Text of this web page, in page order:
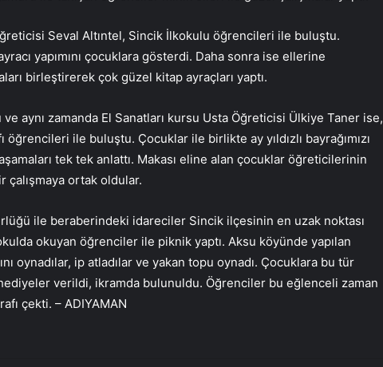
Seval Altıntel, Sincik İlkokulu öğrencileri ile buluştu.
yapımını çocuklara gösterdi. Daha sonra ise ellerine
birleştirerek çok güzel kitap ayraçları yaptı.
aynı zamanda El Sanatları kursu Usta Öğreticisi Ülkiye Taner ise,
öğrencileri ile buluştu. Çocuklar ile birlikte ay yıldızlı bayrağımızı
tek tek anlattı. Makası eline alan çocuklar öğreticilerinin
ortak oldular.
ile beraberindeki idareciler Sincik ilçesinin en uzak noktası
okuyan öğrenciler ile piknik yaptı. Aksu köyünde yapılan
oynadılar, ip atladılar ve yakan topu oynadı. Çocuklara bu tür
verildi, ikramda bulunuldu. Öğrenciler bu eğlenceli zaman
çekti. – ADIYAMAN